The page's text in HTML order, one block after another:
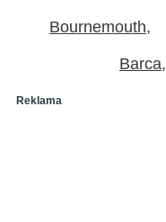
Bournemouth
Barca
Reklama